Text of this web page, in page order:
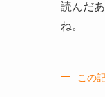
読んだ
ね。
この